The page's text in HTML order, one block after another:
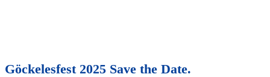
Göckelesfest 2025 Save the Date.